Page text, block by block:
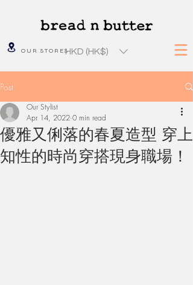
OUR STORESHKD (HK$)
Post
優雅又俐落的春夏造型 穿上
知性的時尚穿搭現身職場！
Our Stylist
Apr 14, 2022 0 min read